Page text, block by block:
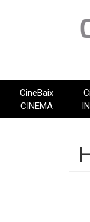
CineBaix
CINEMA